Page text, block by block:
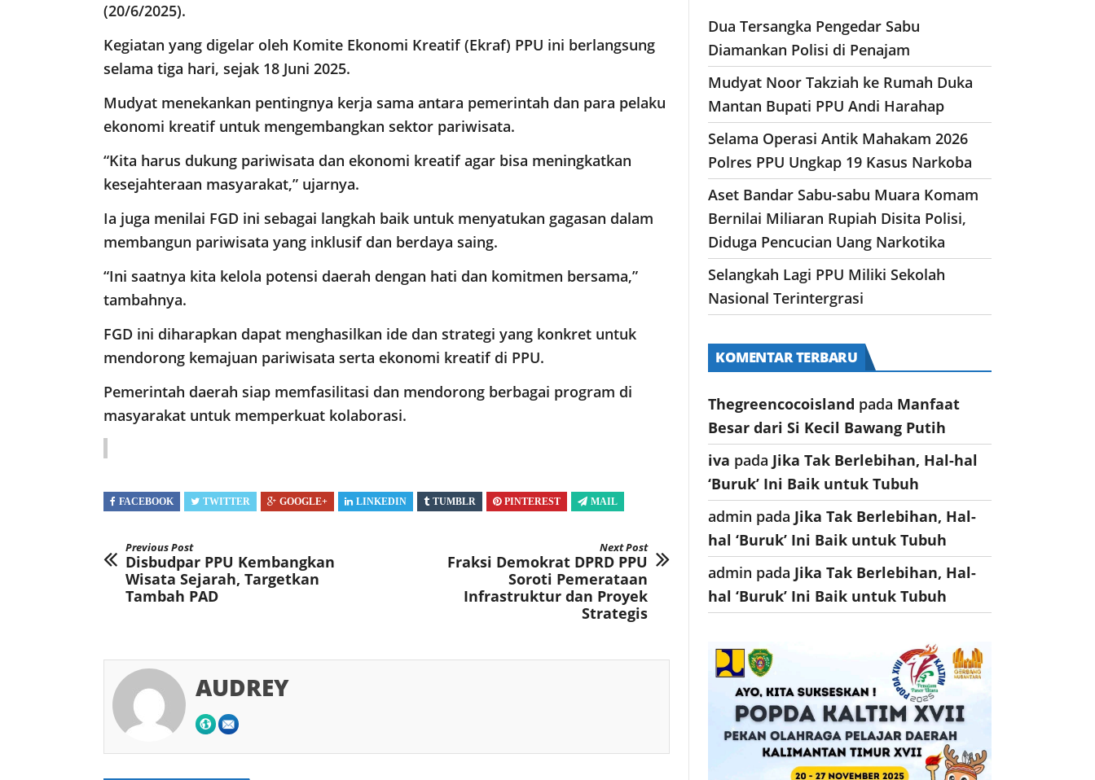
(20/6/2025).
Kegiatan yang digelar oleh Komite Ekonomi Kreatif (Ekraf) PPU ini berlangsung
selama tiga hari, sejak 18 Juni 2025.
Mudyat menekankan pentingnya kerja sama antara pemerintah dan para pelaku
ekonomi kreatif untuk mengembangkan sektor pariwisata.
“Kita harus dukung pariwisata dan ekonomi kreatif agar bisa meningkatkan
kesejahteraan masyarakat,” ujarnya.
Ia juga menilai FGD ini sebagai langkah baik untuk menyatukan gagasan dalam
membangun pariwisata yang inklusif dan berdaya saing.
“Ini saatnya kita kelola potensi daerah dengan hati dan komitmen bersama,”
tambahnya.
FGD ini diharapkan dapat menghasilkan ide dan strategi yang konkret untuk
mendorong kemajuan pariwisata serta ekonomi kreatif di PPU.
Pemerintah daerah siap memfasilitasi dan mendorong berbagai program di
masyarakat untuk memperkuat kolaborasi.
FACEBOOK TWITTER GOOGLE+ LINKEDIN TUMBLR PINTEREST MAIL
Previous Post
Disbudpar PPU Kembangkan
Wisata Sejarah, Targetkan
Tambah PAD
Next Post
Fraksi Demokrat DPRD PPU
Soroti Pemerataan
Infrastruktur dan Proyek
Strategis
AUDREY
Dua Tersangka Pengedar Sabu
Diamankan Polisi di Penajam
Mudyat Noor Takziah ke Rumah Duka
Mantan Bupati PPU Andi Harahap
Selama Operasi Antik Mahakam 2026
Polres PPU Ungkap 19 Kasus Narkoba
Aset Bandar Sabu-sabu Muara Komam
Bernilai Miliaran Rupiah Disita Polisi,
Diduga Pencucian Uang Narkotika
Selangkah Lagi PPU Miliki Sekolah
Nasional Terintergrasi
KOMENTAR TERBARU
Thegreencocoisland pada Manfaat
Besar dari Si Kecil Bawang Putih
iva pada Jika Tak Berlebihan, Hal-hal
‘Buruk’ Ini Baik untuk Tubuh
admin pada Jika Tak Berlebihan, Hal-
hal ‘Buruk’ Ini Baik untuk Tubuh
admin pada Jika Tak Berlebihan, Hal-
hal ‘Buruk’ Ini Baik untuk Tubuh